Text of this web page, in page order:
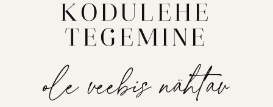
KODULEHE
TEGEMINE
ole veebis nähtav